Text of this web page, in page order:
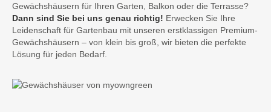
Gewächshäusern für Ihren Garten, Balkon oder die Terrasse?
Dann sind Sie bei uns genau richtig! Erwecken Sie Ihre
Leidenschaft für Gartenbau mit unseren erstklassigen Premium-
Gewächshäusern – von klein bis groß, wir bieten die perfekte
Lösung für jeden Bedarf.